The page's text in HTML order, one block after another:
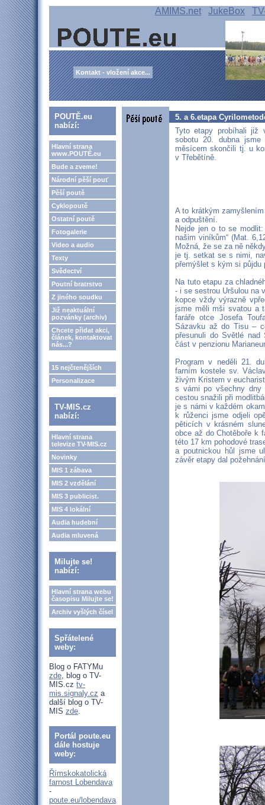
AMIMS.net JukeBox
Kontakt - vložení akce...
POUTĚ.eu
nabízí:
Hlavní strana
www.POUTĚ.eu
Bude a zveme!
Národní pěší pouť
Pěší poutě
Cyklopoutě
Ostatní poutě
Fotogalerie
Video a audio
Texty
Svědectví
Poutní bratrstvo
Z jiného soudku
Již neaktuální
pozvánky (archiv)
Chcete přidat akci,
článek, kontaktovat
nás...?
15 nejčtenějších
Personalizace
TV-MIS.cz
nabízí:
Hlavní strana
televize TV-MIS.cz
Novinky
MIS 1 zábava
MIS 2 vzdělání
MIS 3 publicist.
MIS 4 lokální
Audia hudební
Audia mluvená
Milujte se!
nabízí:
Hlavní strana webu
časopisu Milujte se!
Archiv vyšlých čísel
Spřátelené
weby:
Blog o FATYMu
zde, blog o TV-
MIS.cz tv-
mis.signaly.cz a
další blog o TV-
MIS zde.
Portál poute.eu
dále hostuje
weby:
Římskokatolická
farnost Lobendava
-
poute.eu/lobendava
5. a 6.etapa
Tyto etapy probíhali již
sobotu 20. dubna
měsícem skončili tj. u
v Třebětíně.
A to krátkým
a odpuštění.
Nejde jen o to se
našim viníkům“ (Mat.
Možná, že se za ně
je tj. setkat se s nimi,
přemýšlet s kým si půjdu
Na tuto etapu za
- i se sestrou Uršulou na
kopce vždy výrazně
jsme měli mši svatou a
faráře otce Josefa
Sázavku až do Tisu –
přesunuli do Světlé
část v penzionu
Program v neděli 21.
farním kostele sv.
živým Kristem v
s vámi po všechny dny
cestou snažili při
je s námi v každém
k růženci jsme odjeli
pěticích v krásném
obce až do Chotěboře k
této 17 km pohodové
a poutnickou hůl jsme
závěr etapy dal